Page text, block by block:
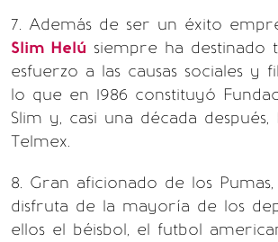
7. Además de ser un éxito
Slim Helú siempre ha destinado
esfuerzo a las causas sociales y
lo que en 1986 constituyó
Slim y, casi una década después,
Telmex.
8. Gran aficionado de los
disfruta de la mayoría de los
ellos el béisbol, el futbol